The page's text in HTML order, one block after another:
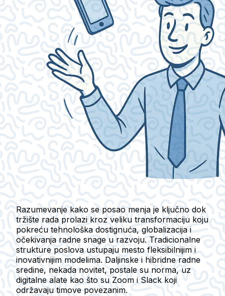
Razumevanje kako se posao menja je ključno dok
tržište rada prolazi kroz veliku transformaciju koju
pokreću tehnološka dostignuća, globalizacija i
očekivanja radne snage u razvoju. Tradicionalne
strukture poslova ustupaju mesto fleksibilnijim i
inovativnijim modelima. Daljinske i hibridne radne
sredine, nekada novitet, postale su norma, uz
digitalne alate kao što su Zoom i Slack koji
održavaju timove povezanim.